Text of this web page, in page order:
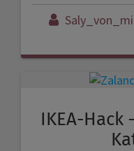
IKEA-Hack